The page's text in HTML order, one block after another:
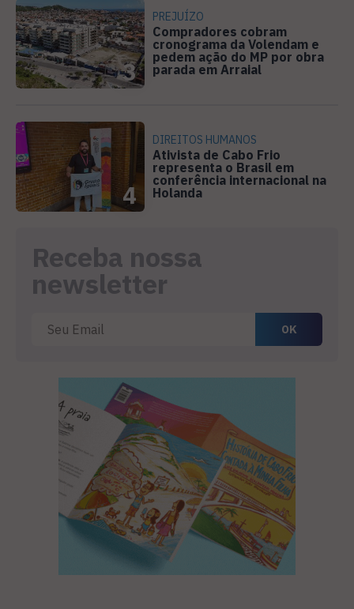
3
PREJUÍZO
Compradores cobram
cronograma da Volendam e
pedem ação do MP por obra
parada em Arraial
4
DIREITOS HUMANOS
Ativista de Cabo Frio
representa o Brasil em
conferência internacional na
Holanda
Receba nossa
newsletter